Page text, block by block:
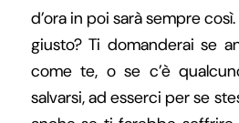
d’ora in poi sarà sempre
giusto? Ti domanderai se
come te, o se c’è
salvarsi, ad esserci per se